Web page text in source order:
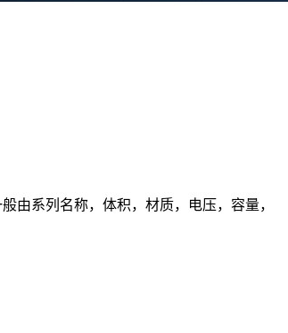
由系列名称，体积，材质，电压，容量，